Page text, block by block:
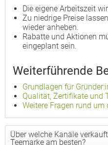
Die eigene Arbeitszeit
Zu niedrige Preise
wieder anheben.
Rabatte und Aktionen
eingeplant sein.
Weiterführende
Grundlagen für
Qualität, Zertifikate und
Weitere Fragen rund um
Über welche Kanäle
Teemarke am besten?